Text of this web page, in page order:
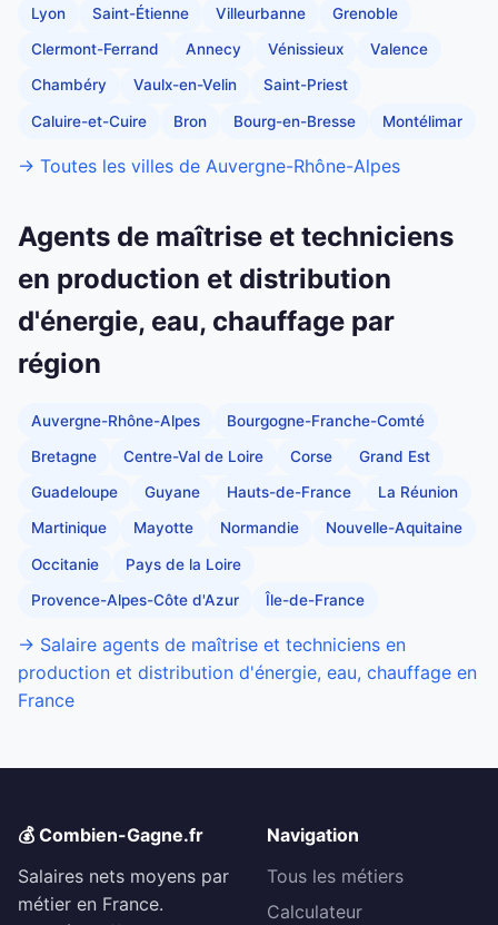
Lyon Saint-Étienne Villeurbanne Grenoble
Clermont-Ferrand Annecy Vénissieux Valence
Chambéry Vaulx-en-Velin Saint-Priest
Caluire-et-Cuire Bron Bourg-en-Bresse Montélimar
→ Toutes les villes de Auvergne-Rhône-Alpes
Agents de maîtrise et techniciens
en production et distribution
d'énergie, eau, chauffage par
région
Auvergne-Rhône-Alpes Bourgogne-Franche-Comté
Bretagne Centre-Val de Loire Corse Grand Est
Guadeloupe Guyane Hauts-de-France La Réunion
Martinique Mayotte Normandie Nouvelle-Aquitaine
Occitanie Pays de la Loire
Provence-Alpes-Côte d'Azur Île-de-France
→ Salaire agents de maîtrise et techniciens en
production et distribution d'énergie, eau, chauffage en
France
💰 Combien-Gagne.fr
Salaires nets moyens par
métier en France.
Navigation
Tous les métiers
Calculateur